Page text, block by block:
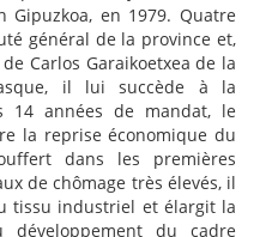
Gipuzkoa, en 1979. Quatre
général de la province et,
Carlos Garaikoetxea de la
il lui succède à la
14 années de mandat, le
la reprise économique du
dans les premières
de chômage très élevés, il
tissu industriel et élargit la
développement du cadre